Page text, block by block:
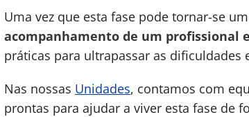
Uma vez que esta fase pode tornar-se
acompanhamento de um profissional
práticas para ultrapassar as dificuldades
Nas nossas Unidades, contamos com
prontas para ajudar a viver esta fase de